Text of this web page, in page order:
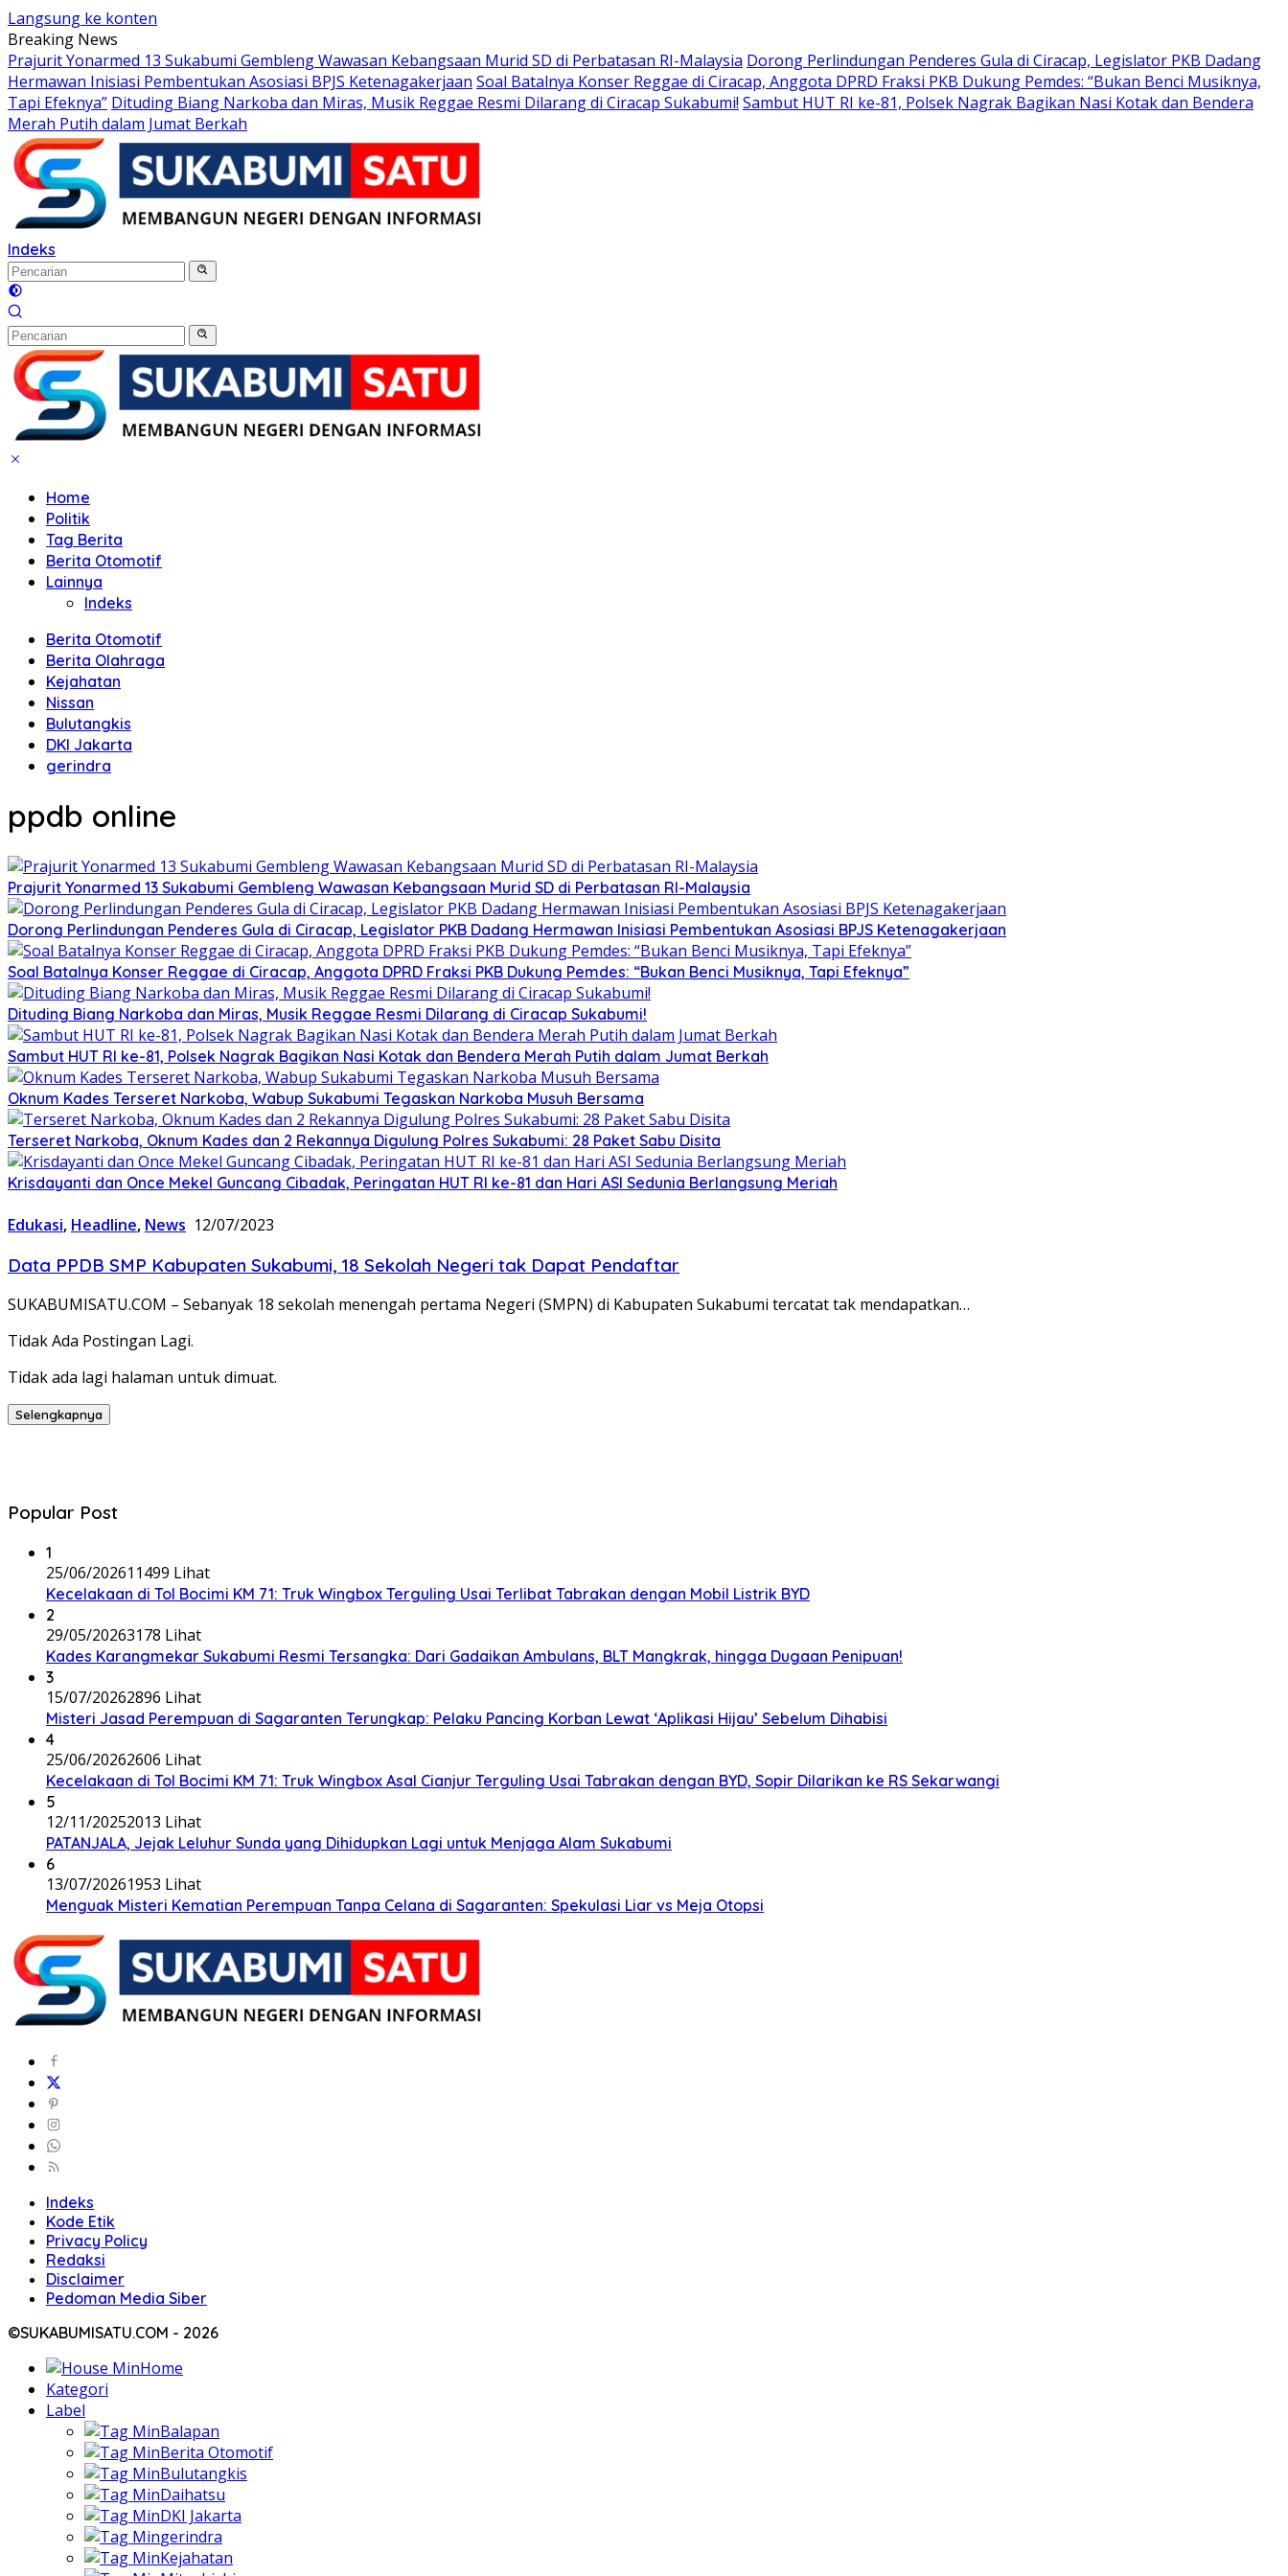
Langsung ke konten
Breaking News
Prajurit Yonarmed 13 Sukabumi Gembleng Wawasan Kebangsaan Murid SD di Perbatasan RI-Malaysia Dorong Perlindungan Penderes Gula di Ciracap, Legislator PKB Dadang
Hermawan Inisiasi Pembentukan Asosiasi BPJS Ketenagakerjaan Soal Batalnya Konser Reggae di Ciracap, Anggota DPRD Fraksi PKB Dukung Pemdes: “Bukan Benci Musiknya,
Tapi Efeknya” Dituding Biang Narkoba dan Miras, Musik Reggae Resmi Dilarang di Ciracap Sukabumi! Sambut HUT RI ke-81, Polsek Nagrak Bagikan Nasi Kotak dan Bendera
Merah Putih dalam Jumat Berkah
Indeks
Home
Politik
Tag Berita
Berita Otomotif
Lainnya
Indeks
Berita Otomotif
Berita Olahraga
Kejahatan
Nissan
Bulutangkis
DKI Jakarta
gerindra
ppdb online
Prajurit Yonarmed 13 Sukabumi Gembleng Wawasan Kebangsaan Murid SD di Perbatasan RI-Malaysia
Dorong Perlindungan Penderes Gula di Ciracap, Legislator PKB Dadang Hermawan Inisiasi Pembentukan Asosiasi BPJS Ketenagakerjaan
Soal Batalnya Konser Reggae di Ciracap, Anggota DPRD Fraksi PKB Dukung Pemdes: “Bukan Benci Musiknya, Tapi Efeknya”
Dituding Biang Narkoba dan Miras, Musik Reggae Resmi Dilarang di Ciracap Sukabumi!
Sambut HUT RI ke-81, Polsek Nagrak Bagikan Nasi Kotak dan Bendera Merah Putih dalam Jumat Berkah
Oknum Kades Terseret Narkoba, Wabup Sukabumi Tegaskan Narkoba Musuh Bersama
Terseret Narkoba, Oknum Kades dan 2 Rekannya Digulung Polres Sukabumi: 28 Paket Sabu Disita
Krisdayanti dan Once Mekel Guncang Cibadak, Peringatan HUT RI ke-81 dan Hari ASI Sedunia Berlangsung Meriah
Edukasi, Headline, News 12/07/2023
Data PPDB SMP Kabupaten Sukabumi, 18 Sekolah Negeri tak Dapat Pendaftar
SUKABUMISATU.COM – Sebanyak 18 sekolah menengah pertama Negeri (SMPN) di Kabupaten Sukabumi tercatat tak mendapatkan…
Tidak Ada Postingan Lagi.
Tidak ada lagi halaman untuk dimuat.
Selengkapnya
Popular Post
1
25/06/202611499 Lihat
Kecelakaan di Tol Bocimi KM 71: Truk Wingbox Terguling Usai Terlibat Tabrakan dengan Mobil Listrik BYD
2
29/05/20263178 Lihat
Kades Karangmekar Sukabumi Resmi Tersangka: Dari Gadaikan Ambulans, BLT Mangkrak, hingga Dugaan Penipuan!
3
15/07/20262896 Lihat
Misteri Jasad Perempuan di Sagaranten Terungkap: Pelaku Pancing Korban Lewat ‘Aplikasi Hijau’ Sebelum Dihabisi
4
25/06/20262606 Lihat
Kecelakaan di Tol Bocimi KM 71: Truk Wingbox Asal Cianjur Terguling Usai Tabrakan dengan BYD, Sopir Dilarikan ke RS Sekarwangi
5
12/11/20252013 Lihat
PATANJALA, Jejak Leluhur Sunda yang Dihidupkan Lagi untuk Menjaga Alam Sukabumi
6
13/07/20261953 Lihat
Menguak Misteri Kematian Perempuan Tanpa Celana di Sagaranten: Spekulasi Liar vs Meja Otopsi
Indeks
Kode Etik
Privacy Policy
Redaksi
Disclaimer
Pedoman Media Siber
©SUKABUMISATU.COM - 2026
Home
Kategori
Label
Balapan
Berita Otomotif
Bulutangkis
Daihatsu
DKI Jakarta
gerindra
Kejahatan